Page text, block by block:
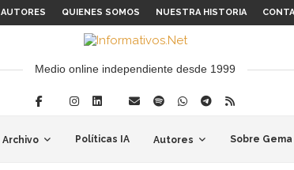
AUTORES QUIENES SOMOS NUESTRA HISTORIA
Medio online independiente desde 1999
Archivo Políticas IA Autores Sobre